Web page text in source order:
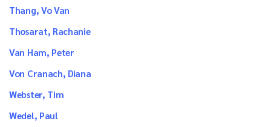
Thang, Vo Van
Thosarat, Rachanie
Van Ham, Peter
Von Cranach, Diana
Webster, Tim
Wedel, Paul